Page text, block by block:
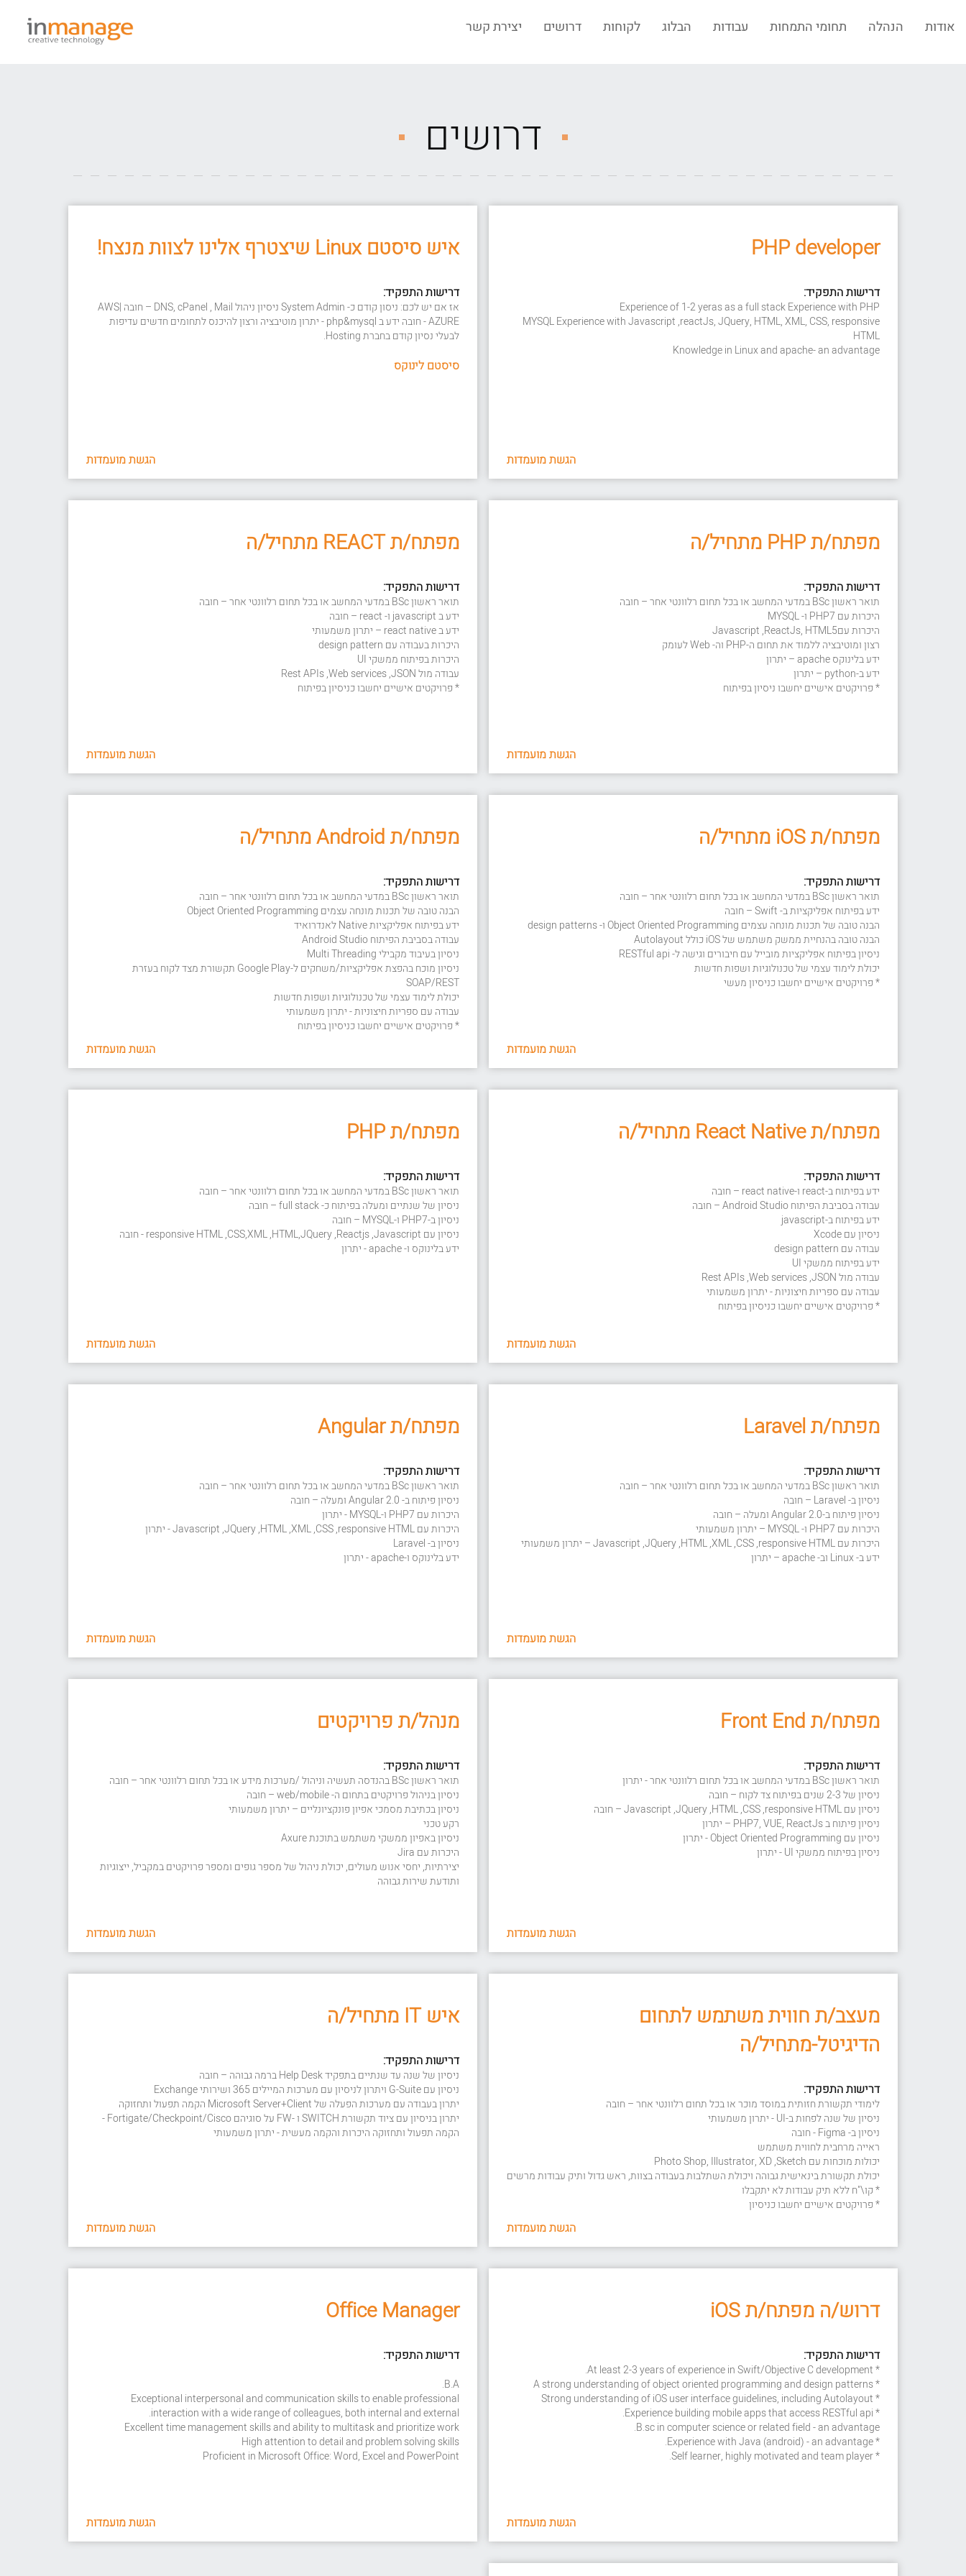
אודות הנהלה תחומי התמחות עבודות הבלוג לקוחות דרושים יצירת קשר
דרושים
PHP developer
דרישות התפקיד:
Experience of 1-2 yeras as a full stack Experience with PHP
MYSQL Experience with Javascript ,reactJs, JQuery, HTML, XML, CSS, responsive
HTML
Knowledge in Linux and apache- an advantage
הגשת מועמדות
איש סיסטם Linux שיצטרף אלינו לצוות מנצח!
דרישות התפקיד:
אז אם יש לכם: ניסון קודם כ- System Admin ניסיון ניהול DNS, cPanel , Mail – חובה AWS|
AZURE - חובה ידע ב php&mysql - יתרון מוטיבציה ורצון להיכנס לתחומים חדשים עדיפות
לבעלי נסיון קודם בחברת Hosting.
סיסטם לינוקס
הגשת מועמדות
מפתח/ת PHP מתחיל/ה
דרישות התפקיד:
תואר ראשון BSc במדעי המחשב או בכל תחום רלוונטי אחר – חובה
היכרות עם PHP7 ו- MYSQL
היכרות עםJavascript ,ReactJs, HTML5
רצון ומוטיבציה ללמוד את תחום ה-PHP וה- Web לעומק
ידע בלינוקס apache – יתרון
ידע ב-python – יתרון
* פרויקטים אישיים יחשבו ניסיון בפיתוח
הגשת מועמדות
מפתח/ת REACT מתחיל/ה
דרישות התפקיד:
תואר ראשון BSc במדעי המחשב או בכל תחום רלוונטי אחר – חובה
ידע ב javascript ו- react – חובה
ידע ב react native – יתרון משמעותי
היכרות בעבודה עם design pattern
היכרות בפיתוח ממשקי UI
עבודה מול Rest APIs ,Web services ,JSON
* פרויקטים אישיים יחשבו כניסיון בפיתוח
הגשת מועמדות
מפתח/ת iOS מתחיל/ה
דרישות התפקיד:
תואר ראשון BSc במדעי המחשב או בכל תחום רלוונטי אחר – חובה
ידע בפיתוח אפליקציות ב- Swift – חובה
הבנה טובה של תכנות מונחה עצמים Object Oriented Programming ו- design patterns
הבנה טובה בהנחיית ממשק משתמש של iOS כולל Autolayout
ניסיון בפיתוח אפליקציות מובייל עם חיבורים וגישה ל- RESTful api
יכולת לימוד עצמי של טכנולוגיות ושפות חדשות
* פרויקטים אישיים יחשבו כניסיון מעשי
הגשת מועמדות
מפתח/ת Android מתחיל/ה
דרישות התפקיד:
תואר ראשון BSc במדעי המחשב או בכל תחום רלוונטי אחר – חובה
הבנה טובה של תכנות מונחה עצמים Object Oriented Programming
ידע בפיתוח אפליקציות Native לאנדרואיד
עבודה בסביבת הפיתוח Android Studio
ניסיון בעיבוד מקבילי Multi Threading
ניסיון מוכח בהפצת אפליקציות/משחקים ל-Google Play תקשורת מצד לקוח בעזרת
SOAP/REST
יכולת לימוד עצמי של טכנולוגיות ושפות חדשות
עבודה עם ספריות חיצוניות - יתרון משמעותי
* פרויקטים אישיים יחשבו כניסיון בפיתוח
הגשת מועמדות
מפתח/ת React Native מתחיל/ה
דרישות התפקיד:
ידע בפיתוח ב-react ו-react native – חובה
עבודה בסביבת הפיתוח Android Studio – חובה
ידע בפיתוח ב-javascript
ניסיון עם Xcode
עבודה עם design pattern
ידע בפיתוח ממשקי UI
עבודה מול Rest APIs ,Web services ,JSON
עבודה עם ספריות חיצוניות - יתרון משמעותי
* פרויקטים אישיים יחשבו כניסיון בפיתוח
הגשת מועמדות
מפתח/ת PHP
דרישות התפקיד:
תואר ראשון BSc במדעי המחשב או בכל תחום רלוונטי אחר – חובה
ניסיון של שנתיים ומעלה בפיתוח כ- full stack – חובה
ניסיון ב-PHP7 ו-MYSQL – חובה
ניסיון עם responsive HTML ,CSS,XML ,HTML,JQuery ,Reactjs ,Javascript - חובה
ידע בלינוקס ו- apache - יתרון
הגשת מועמדות
מפתח/ת Laravel
דרישות התפקיד:
תואר ראשון BSc במדעי המחשב או בכל תחום רלוונטי אחר – חובה
ניסיון ב- Laravel – חובה
ניסיון פיתוח ב-Angular 2.0 ומעלה – חובה
היכרות עם PHP7 ו- MYSQL – יתרון משמעותי
היכרות עם Javascript ,JQuery ,HTML ,XML ,CSS ,responsive HTML – יתרון משמעותי
ידע ב- Linux וב- apache – יתרון
הגשת מועמדות
מפתח/ת Angular
דרישות התפקיד:
תואר ראשון BSc במדעי המחשב או בכל תחום רלוונטי אחר – חובה
ניסיון פיתוח ב- Angular 2.0 ומעלה – חובה
היכרות עם PHP7 ו-MYSQL - יתרון
היכרות עם Javascript ,JQuery ,HTML ,XML ,CSS ,responsive HTML - יתרון
ניסיון ב- Laravel
ידע בלינוקס ו-apache - יתרון
הגשת מועמדות
מפתח/ת Front End
דרישות התפקיד:
תואר ראשון BSc במדעי המחשב או בכל תחום רלוונטי אחר - יתרון
ניסיון של 2-3 שנים בפיתוח צד לקוח – חובה
ניסיון עם Javascript ,JQuery ,HTML ,CSS ,responsive HTML – חובה
ניסיון פיתוח ב PHP7, VUE, ReactJs – יתרון
ניסיון עם Object Oriented Programming - יתרון
ניסיון בפיתוח ממשקי UI - יתרון
הגשת מועמדות
מנהל/ת פרויקטים
דרישות התפקיד:
תואר ראשון BSc בהנדסה תעשיה וניהול /מערכות מידע או בכל תחום רלוונטי אחר – חובה
ניסיון בניהול פרויקטים בתחום ה- web/mobile – חובה
ניסיון בכתיבת מסמכי אפיון פונקציונליים – יתרון משמעותי
רקע טכני
ניסיון באפיון ממשקי משתמש בתוכנת Axure
היכרות עם Jira
יצירתיות, יחסי אנוש מעולים, יכולת ניהול של מספר גופים ומספר פרויקטים במקביל, ייצוגיות
ותודעת שירות גבוהה
הגשת מועמדות
מעצב/ת חווית משתמש לתחום
הדיגיטל-מתחיל/ה
דרישות התפקיד:
לימודי תקשורת חזותית במוסד מוכר או בכל תחום רלוונטי אחר – חובה
ניסיון של שנה לפחות ב-UI - יתרון משמעותי
ניסיון ב- Figma - חובה
ראייה מרחבית לחווית משתמש
יכולות מוכחות עם Photo Shop, Illustrator, XD ,Sketch
יכולת תקשורת בינאישית גבוהה ויכולת השתלבות בעבודה בצוות, ראש גדול ותיק עבודות מרשים
* קו\"ח ללא תיק עבודות לא יתקבלו
* פרויקטים אישיים יחשבו כניסיון
הגשת מועמדות
איש IT מתחיל/ה
דרישות התפקיד:
ניסיון של שנה עד שנתיים בתפקיד Help Desk ברמה גבוהה – חובה
ניסיון עם G-Suite ויתרון לניסיון עם מערכות המיילים 365 ושירותי Exchange
יתרון בעבודה עם מערכות הפעלה של Microsoft Server+Client הקמה תפעול ותחזוקה
יתרון בניסיון עם ציוד תקשורת SWITCH ו -FW על סוגיהם Fortigate/Checkpoint/Cisco -
הקמה תפעול ותחזוקה היכרות והקמה מעשית - יתרון משמעותי
הגשת מועמדות
דרוש/ה מפתח/ת iOS
דרישות התפקיד:
* At least 2-3 years of experience in Swift/Objective C development.
* A strong understanding of object oriented programming and design patterns
* Strong understanding of iOS user interface guidelines, including Autolayout
* Experience building mobile apps that access RESTful api.
B.sc in computer science or related field - an advantage.
* Experience with Java (android) - an advantage.
* Self learner, highly motivated and team player.
הגשת מועמדות
Office Manager
דרישות התפקיד:
B.A.
Exceptional interpersonal and communication skills to enable professional
interaction with a wide range of colleagues, both internal and external.
Excellent time management skills and ability to multitask and prioritize work
High attention to detail and problem solving skills
Proficient in Microsoft Office: Word, Excel and PowerPoint
הגשת מועמדות